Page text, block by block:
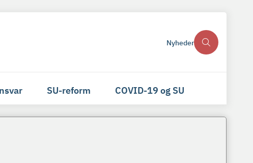
Nyheder
SU-reform COVID-19 og SU